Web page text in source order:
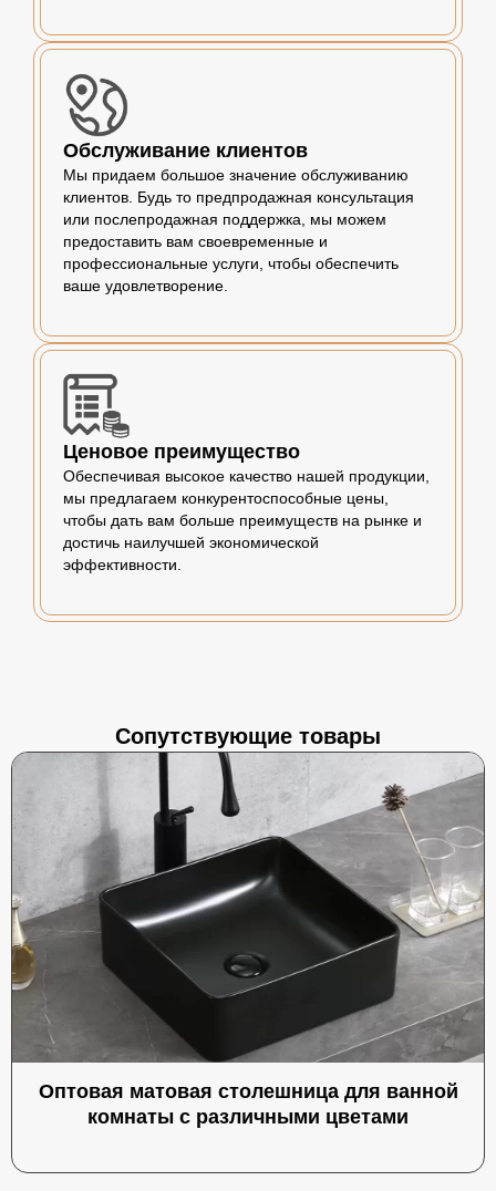
Обслуживание клиентов
Мы придаем большое значение обслуживанию
клиентов. Будь то предпродажная консультация
или послепродажная поддержка, мы можем
предоставить вам своевременные и
профессиональные услуги, чтобы обеспечить
ваше удовлетворение.
Ценовое преимущество
Обеспечивая высокое качество нашей продукции,
мы предлагаем конкурентоспособные цены,
чтобы дать вам больше преимуществ на рынке и
достичь наилучшей экономической
эффективности.
Сопутствующие товары
Оптовая матовая столешница для ванной
комнаты с различными цветами